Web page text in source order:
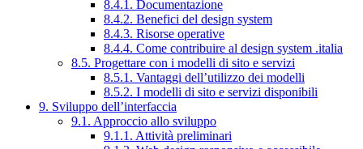
8.4.1. Documentazione
8.4.2. Benefici del design system
8.4.3. Risorse operative
8.4.4. Come contribuire al design system .italia
8.5. Progettare con i modelli di sito e servizi
8.5.1. Vantaggi dell’utilizzo dei modelli
8.5.2. I modelli di sito e servizi disponibili
9. Sviluppo dell’interfaccia
9.1. Approccio allo sviluppo
9.1.1. Attività preliminari